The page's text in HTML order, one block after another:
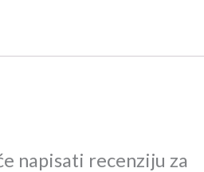
napisati recenziju za